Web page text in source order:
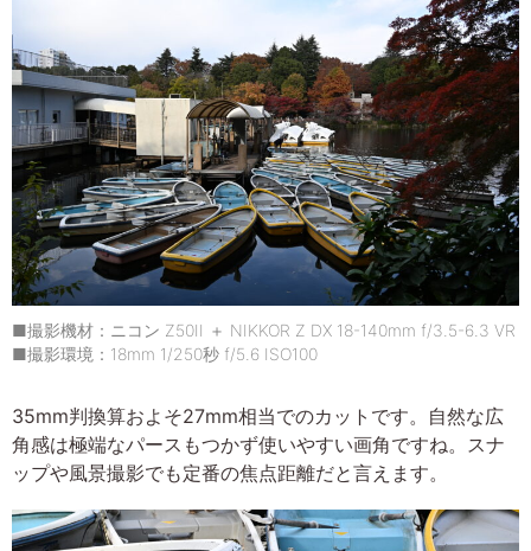
■撮影機材：ニコン Z50II ＋ NIKKOR Z DX 18-140mm f/3.5-6.3 VR
■撮影環境：18mm 1/250秒 f/5.6 ISO100
35mm判換算およそ27mm相当でのカットです。自然な広
角感は極端なパースもつかず使いやすい画角ですね。スナ
ップや風景撮影でも定番の焦点距離だと言えます。